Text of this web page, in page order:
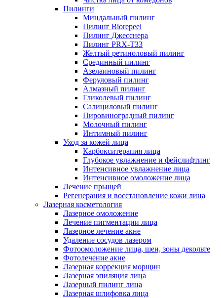
Пилинги
Миндальный пилинг
Пилинг Biorepeel
Пилинг Джесснера
Пилинг PRX-T33
Желтый ретиноловый пилинг
Срединный пилинг
Азелаиновый пилинг
Феруловый пилинг
Алмазный пилинг
Гликолевый пилинг
Салициловый пилинг
Пировиноградный пилинг
Молочный пилинг
Интимный пилинг
Уход за кожей лица
Карбокситерапия лица
Глубокое увлажнение и фейслифтинг
Интенсивное увлажнение лица
Интенсивное омоложение лица
Лечение прыщей
Регенерация и восстановление кожи лица
Лазерная косметология
Лазерное омоложение
Лечение пигментации лица
Лазерное лечение акне
Удаление сосудов лазером
Фотоомоложение лица, шеи, зоны декольте
Фотолечение акне
Лазерная коррекция морщин
Лазерная эпиляция лица
Лазерный пилинг лица
Лазерная шлифовка лица